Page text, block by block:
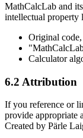
MathCalcLab and
intellectual property
Original
Calculator
6.2 Attribution
If you reference or
provide appropriate
Created by Pärle